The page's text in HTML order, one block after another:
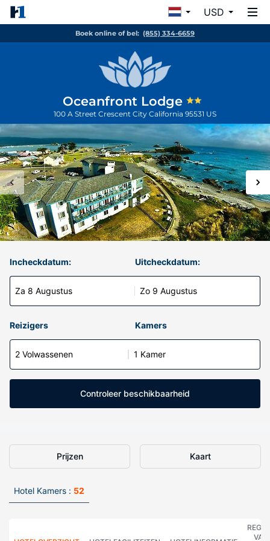
USD
Boek online of bel: (855) 334-6659
Oceanfront Lodge
100 A Street Crescent City California 95531 US
Incheckdatum:
Za 8 Augustus
Uitcheckdatum:
Zo 9 Augustus
Reizigers Kamers
2 Volwassenen 1 Kamer
Controleer beschikbaarheid
Prijzen Kaart
Hotel Kamers : 52
VAN